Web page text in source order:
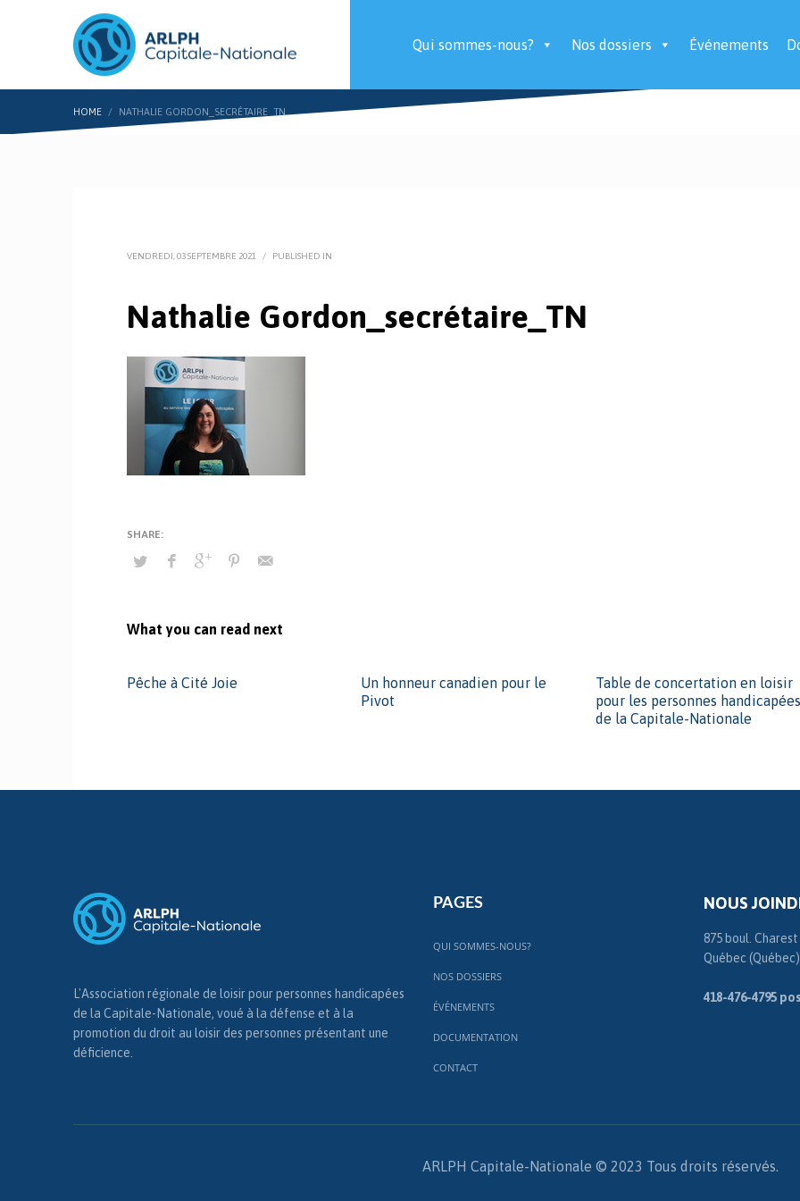
Qui sommes-nous? Nos dossiers Événements
HOME NATHALIE GORDON_SECRÉTAIRE_TN
VENDREDI, 03 SEPTEMBRE 2021 / PUBLISHED IN
Nathalie Gordon_secrétaire_TN
What you can read next
Pêche à Cité Joie
Un honneur canadien pour le
Pivot
Table de concertation en loisir
pour les personnes handicapées
de la Capitale-Nationale
L'Association régionale de loisir pour personnes handicapées
de la Capitale-Nationale, voué à la défense et à la
promotion du droit au loisir des personnes présentant une
déficience.
PAGES
QUI SOMMES-NOUS?
NOS DOSSIERS
ÉVÉNEMENTS
DOCUMENTATION
CONTACT
NOUS
875 boul.
Québec
418-476-4795
ARLPH Capitale-Nationale © 2023 Tous droits réservés.